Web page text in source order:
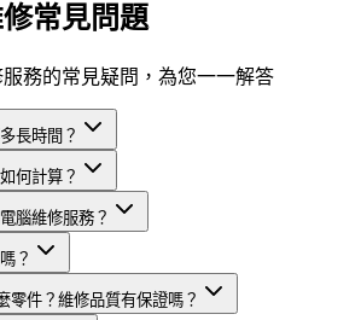
常見問題
務的常見疑問，為您一一解答
長時間？
何計算？
腦維修服務？
？
零件？維修品質有保證嗎？